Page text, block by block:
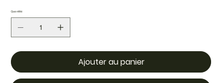
Quantité
Ajouter au panier